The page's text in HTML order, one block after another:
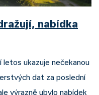
nabídka
ukazuje nečekanou
dat za poslední
výrazně ubylo nabídek